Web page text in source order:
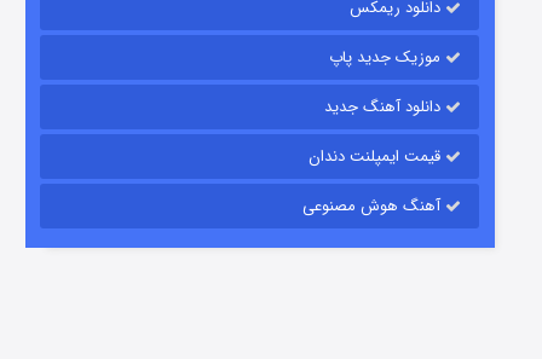
دانلود ریمکس
موزیک جدید پاپ
دانلود آهنگ جدید
قیمت ایمپلنت دندان
آهنگ هوش مصنوعی